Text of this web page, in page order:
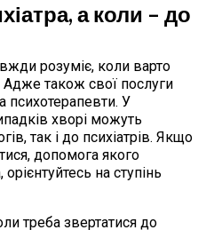
а коли – до
розуміє, коли варто
Адже також свої послуги
психотерапевти. У
хворі можуть
так і до психіатрів. Якщо
допомога якого
на ступінь
треба звертатися до